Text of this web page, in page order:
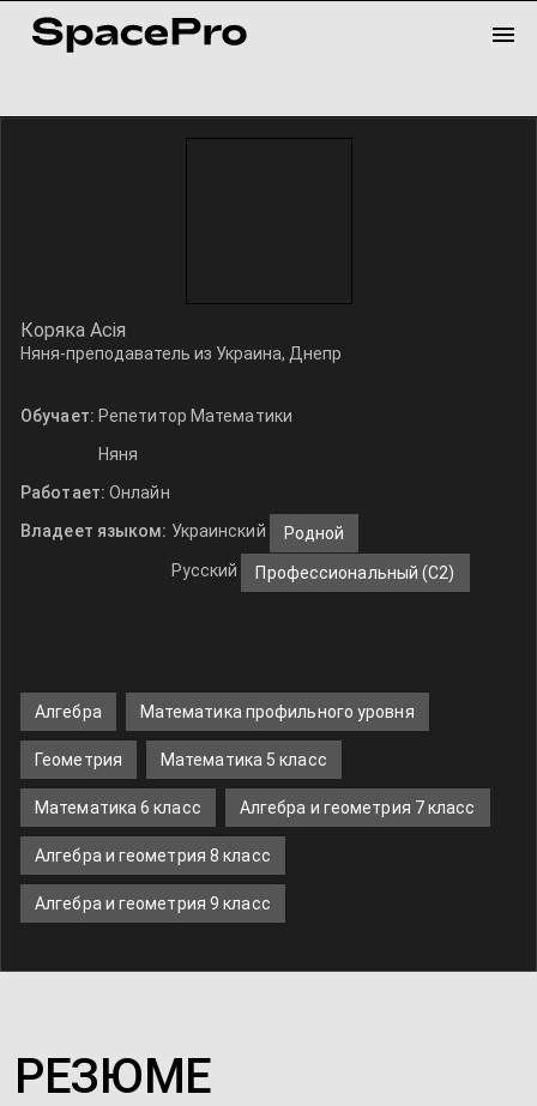
Коряка Асія
Няня-преподаватель из Украина, Днепр
Обучает: Репетитор Математики
Няня
Работает: Онлайн
Владеет языком: Украинский
Родной
Русский
Профессиональный (С2)
Алгебра Математика профильного уровня
Геометрия Математика 5 класс
Математика 6 класс Алгебра и геометрия 7 класс
Алгебра и геометрия 8 класс
Алгебра и геометрия 9 класс
РЕЗЮМЕ